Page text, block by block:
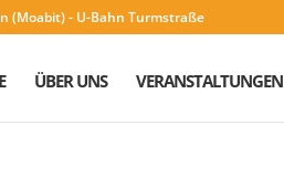
(Moabit) - U-Bahn Turmstraße
ÜBER UNS VERANSTALTUNGEN